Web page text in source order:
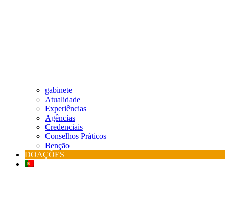
gabinete
Atualidade
Experiências
Agências
Credenciais
Conselhos Práticos
Benção
DOAÇÕES